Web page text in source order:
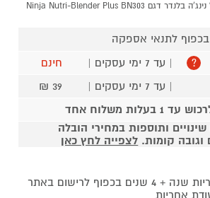
אצלנו, קניות באינטרנט של נינג'ה בלנדר דגם Ninja Nutri-Blender Plus BN303
בכפוף לתנאי אספקה
? | עד 7 ימי עסקים |
חינם
| עד 7 ימי עסקים |
39 ₪
משלוח אחד
ותוספות במחירי הובלה
וגובה קומות. לצפייה לחץ כאן
אחריות שנה + 4 שנים בכפוף לרישום באתר